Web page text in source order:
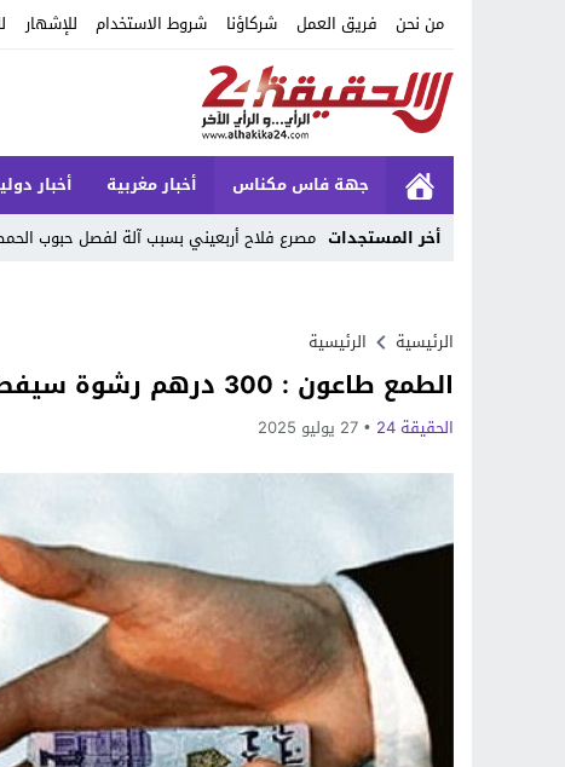
من نحن فريق العمل شركاؤنا شروط الاستخدام للإشهار
جهة فاس مكناس أخبار مغربية أخبار
أخر المستجدات مصرع فلاح أربعيني بسبب آلة لفصل حبوب
Previous
Next
الرئيسية الرئيسية
الطمع طاعون : 300 درهم رشوة سيفطات مقدم بإيموزار للاعتقال
الحقيقة 24 27 يوليو 2025